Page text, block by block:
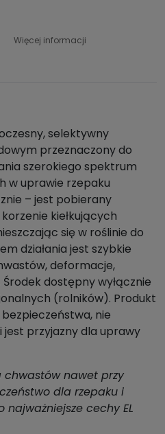
Więcej informacji
selektywny
przeznaczony do
szerokiego spektrum
w uprawie rzepaku
– jest pobierany
kiełkujących
się w roślinie do
działania jest szybkie
deformacje,
dostępny wyłącznie
(rolników). Produkt
nie
przyjazny dla uprawy
chwastów nawet przy
dla rzepaku i
cechy EL